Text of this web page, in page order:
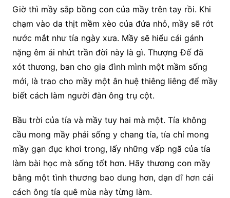
Giờ thì mầy sắp bồng con của mầy trên tay rồi. Khi
chạm vào da thịt mềm xèo của đứa nhỏ, mầy sẽ rớt
nước mắt như tía ngày xưa. Mầy sẽ hiểu cái gánh
nặng êm ái nhứt trần đời này là gì. Thượng Đế đã
xót thương, ban cho gia đình mình một mầm sống
mới, là trao cho mầy một ân huệ thiêng liêng để mầy
biết cách làm người đàn ông trụ cột.
Bầu trời của tía và mầy tuy hai mà một. Tía không
cầu mong mầy phải sống y chang tía, tía chỉ mong
mầy gạn đục khơi trong, lấy những vấp ngã của tía
làm bài học mà sống tốt hơn. Hãy thương con mầy
bằng một tình thương bao dung hơn, dạn dĩ hơn cái
cách ông tía quê mùa này từng làm.